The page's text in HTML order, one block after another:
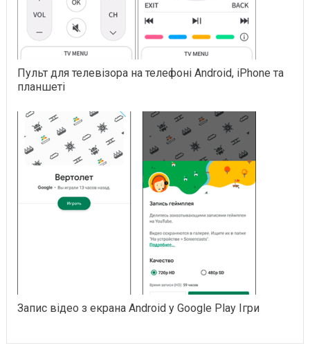
Пульт для телевізора на телефоні Android, iPhone та
планшеті
Запис відео з екрана Android у Google Play Ігри